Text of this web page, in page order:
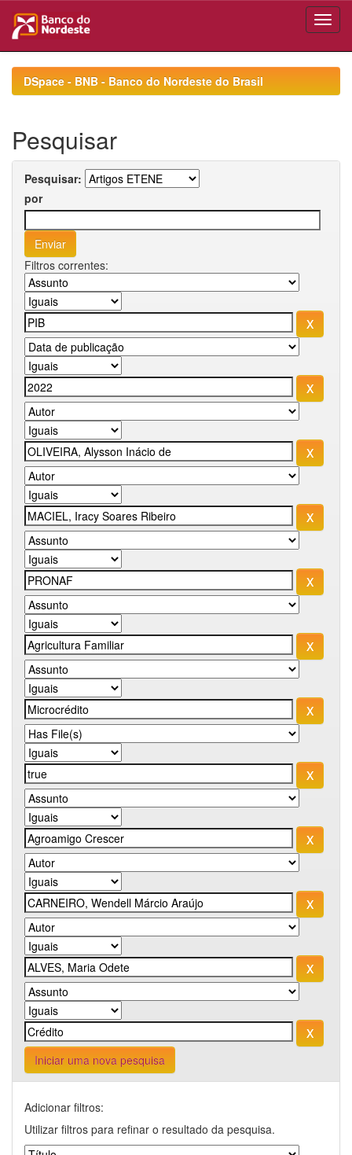
navigationDSpace - BNB - Banco do Nordeste do Brasil
Pesquisar
Pesquisar:
por
Filtros correntes:
Iniciar uma nova pesquisa
Adicionar filtros:
Utilizar filtros para refinar o resultado da pesquisa.